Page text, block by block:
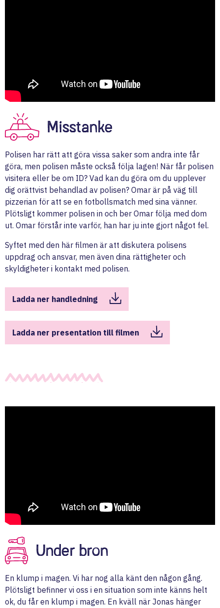
Misstanke
Polisen har rätt att göra vissa saker som andra inte får
göra, men polisen måste också följa lagen! När får polisen
visitera eller be om ID? Vad kan du göra om du upplever
dig orättvist behandlad av polisen? Omar är på väg till
pizzerian för att se en fotbollsmatch med sina vänner.
Plötsligt kommer polisen in och ber Omar följa med dom
ut. Omar förstår inte varför, han har ju inte gjort något fel.
Syftet med den här filmen är att diskutera polisens
uppdrag och ansvar, men även dina rättigheter och
skyldigheter i kontakt med polisen.
Ladda ner handledning
Ladda ner presentation till filmen
Under bron
En klump i magen. Vi har nog alla känt den någon gång.
Plötsligt befinner vi oss i en situation som inte känns helt
ok, du får en klump i magen. En kväll när Jonas hänger